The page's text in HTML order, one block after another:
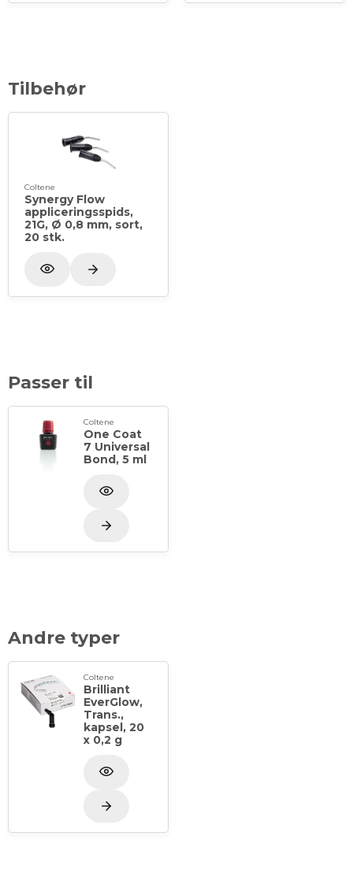
Tilbehør
Coltene
Synergy Flow
appliceringsspids,
21G, Ø 0,8 mm, sort,
20 stk.
Passer til
Coltene
One Coat
7 Universal
Bond, 5 ml
Andre typer
Coltene
Brilliant
EverGlow,
Trans.,
kapsel, 20
x 0,2 g